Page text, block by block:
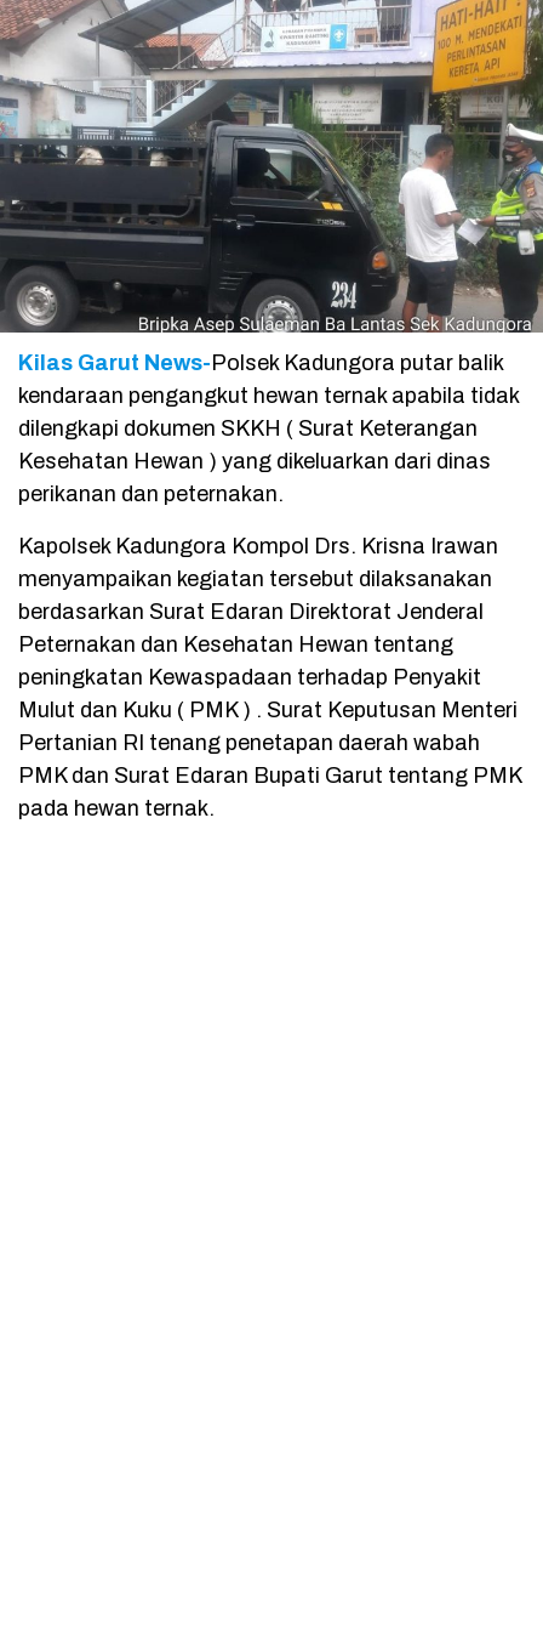
Kilas Garut News- Polsek Kadungora putar balik
kendaraan pengangkut hewan ternak apabila tidak
dilengkapi dokumen SKKH ( Surat Keterangan
Kesehatan Hewan ) yang dikeluarkan dari dinas
perikanan dan peternakan.
Kapolsek Kadungora Kompol Drs. Krisna Irawan
menyampaikan kegiatan tersebut dilaksanakan
berdasarkan Surat Edaran Direktorat Jenderal
Peternakan dan Kesehatan Hewan tentang
peningkatan Kewaspadaan terhadap Penyakit
Mulut dan Kuku ( PMK ) . Surat Keputusan Menteri
Pertanian RI tenang penetapan daerah wabah
PMK dan Surat Edaran Bupati Garut tentang PMK
pada hewan ternak.